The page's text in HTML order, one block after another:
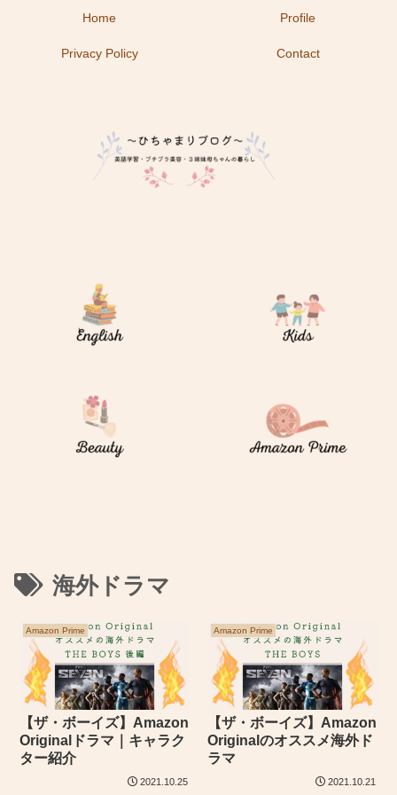
Home Profile
Privacy Policy Contact
海外ドラマ
Amazon Prime
【ザ・ボーイズ】Amazon
Originalドラマ｜キャラク
ター紹介
2021.10.25
Amazon Prime
【ザ・ボーイズ】Amazon
Originalのオススメ海外ド
ラマ
2021.10.21